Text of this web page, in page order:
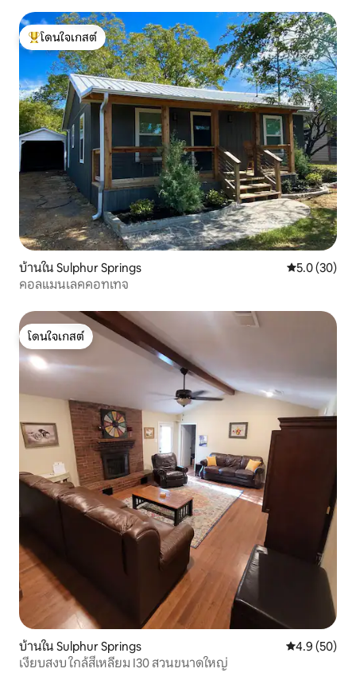
โดนใจเกสต์ที่สุด
โดนใจเกสต์
บ้านใน Sulphur Springs คะแนนเฉลี่ย
5.0 (30)
คอลแมนเลคคอทเทจ
โดนใจเกสต์
โดนใจเกสต์
บ้านใน Sulphur Springs คะแนนเฉลี่ย
4.9 (50)
เงียบสงบ ใกล้สี่เหลี่ยม I30 สวนขนาดใหญ่